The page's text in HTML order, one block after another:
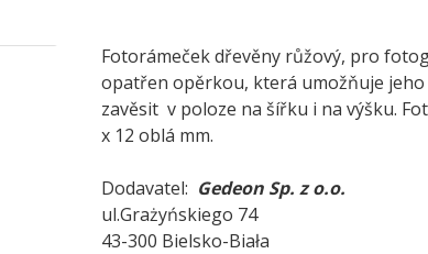
Fotorámeček dřevěny růžový, pro
opatřen opěrkou, která umožňuje jeho
zavěsit v poloze na šířku i na výšku.
x 12 oblá mm.
Dodavatel: Gedeon Sp. z o.o.
ul.Grażyńskiego 74
43-300 Bielsko-Biała